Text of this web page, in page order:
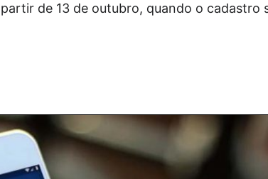
de 13 de outubro, quando o cadastro